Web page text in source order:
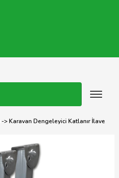
-> Karavan Dengeleyici Katlanır İlave